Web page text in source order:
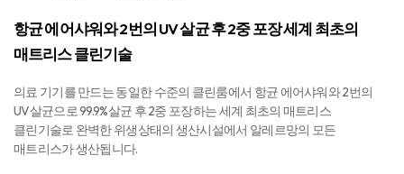
항균 에어샤워와 2번의 UV 살균 후 2중 포장세계 최초의
매트리스 클린기술
의료 기기를 만드는 동일한 수준의 클린룸에서 항균 에어샤워와 2번의
UV살균으로 99.9%살균 후 2중 포장하는 세계 최초의 매트리스
클린기술로 완벽한 위생상태의 생산시설에서 알레르망의 모든
매트리스가 생산됩니다.